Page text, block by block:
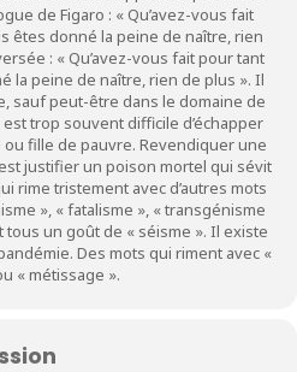
de Figaro : « Qu’avez-vous fait
êtes donné la peine de naître, rien
: « Qu’avez-vous fait pour tant
la peine de naître, rien de plus ». Il
sauf peut-être dans le domaine de
trop souvent difficile d’échapper
fille de pauvre. Revendiquer une
justifier un poison mortel qui sévit
rime tristement avec d’autres mots
», « fatalisme », « transgénisme
tous un goût de « séisme ». Il existe
Des mots qui riment avec «
« métissage ».